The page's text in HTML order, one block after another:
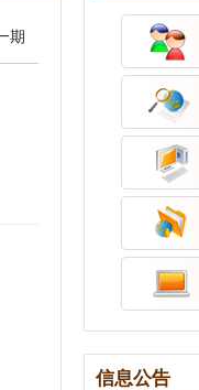
期
信息公告